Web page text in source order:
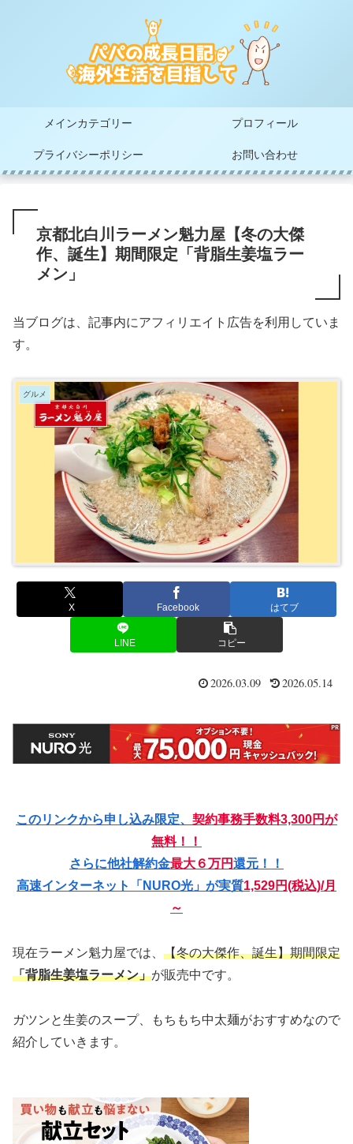
メインカテゴリー プロフィール
プライバシーポリシー お問い合わせ
京都北白川ラーメン魁力屋【冬の大傑
作、誕生】期間限定「背脂生姜塩ラー
メン」
当ブログは、記事内にアフィリエイト広告を利用していま
す。
グルメ
X Facebook はてブ
LINE コピー
2026.03.09 2026.05.14
このリンクから申し込み限定、 契約事務手数料3,300円が
無料！！
さらに他社解約金最大６万円還元！！
高速インターネット「NURO光」が実質1,529円(税込)/月
～
現在ラーメン魁力屋では、 【冬の大傑作、誕生】期間限定
「背脂生姜塩ラーメン」が販売中です。
ガツンと生姜のスープ、もちもち中太麺がおすすめなので
紹介していきます。